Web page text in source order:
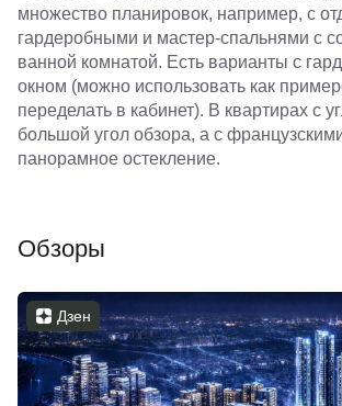
множество планировок, например, с
гардеробными и мастер-спальнями с
ванной комнатой. Есть варианты с
окном (можно использовать как
переделать в кабинет). В квартирах с
большой угол обзора, а с
панорамное остекление.
Обзоры
Дзен